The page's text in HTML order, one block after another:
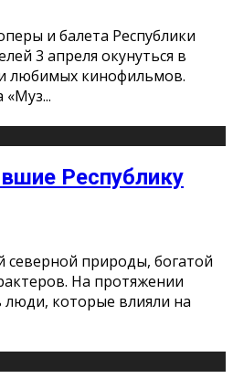
и балета Республики
3 апреля окунуться в
любимых кинофильмов.
«Муз...
Республику
северной природы, богатой
На протяжении
люди, которые влияли на